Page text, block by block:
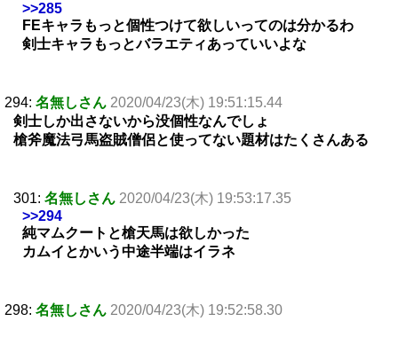
>>285
FEキャラもっと個性つけて欲しいってのは分かるわ
剣士キャラもっとバラエティあっていいよな
294: 名無しさん 2020/04/23(木) 19:51:15.44
剣士しか出さないから没個性なんでしょ
槍斧魔法弓馬盗賊僧侶と使ってない題材はたくさんある
301: 名無しさん 2020/04/23(木) 19:53:17.35
>>294
純マムクートと槍天馬は欲しかった
カムイとかいう中途半端はイラネ
298: 名無しさん 2020/04/23(木) 19:52:58.30